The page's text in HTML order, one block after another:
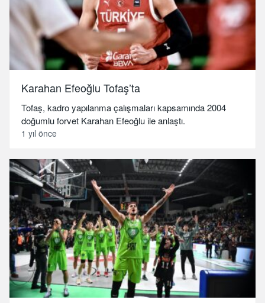
Karahan Efeoğlu Tofaş’ta
Tofaş, kadro yapılanma çalışmaları kapsamında 2004
doğumlu forvet Karahan Efeoğlu ile anlaştı.
1 yıl önce